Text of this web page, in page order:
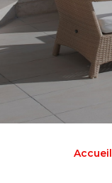
Accueil